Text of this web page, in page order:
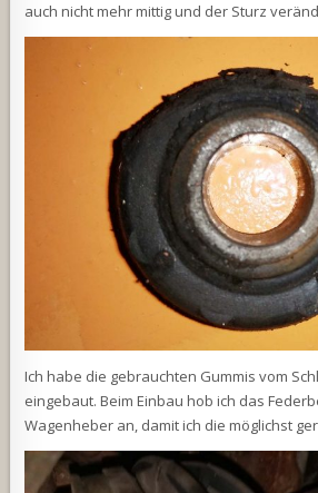
auch nicht mehr mittig und der Sturz
Ich habe die gebrauchten Gummis vom
eingebaut. Beim Einbau hob ich das
Wagenheber an, damit ich die möglichst